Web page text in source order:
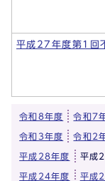
平成27年度第1回
令和8年度 令和7
令和3年度 令和2
平成28年度 平成
平成24年度 平成